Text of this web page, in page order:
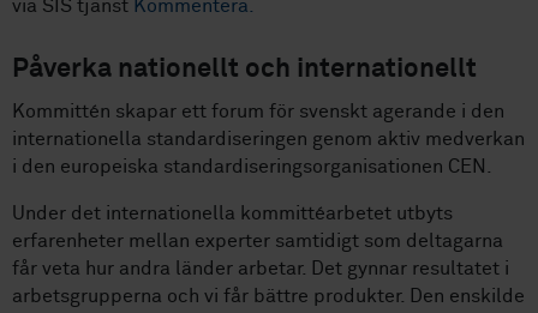
via SIS tjänst Kommentera.
Påverka nationellt och internationellt
Kommittén skapar ett forum för svenskt agerande i den
internationella standardiseringen genom aktiv medverkan
i den europeiska standardiseringsorganisationen CEN.
Under det internationella kommittéarbetet utbyts
erfarenheter mellan experter samtidigt som deltagarna
får veta hur andra länder arbetar. Det gynnar resultatet i
arbetsgrupperna och vi får bättre produkter. Den enskilde